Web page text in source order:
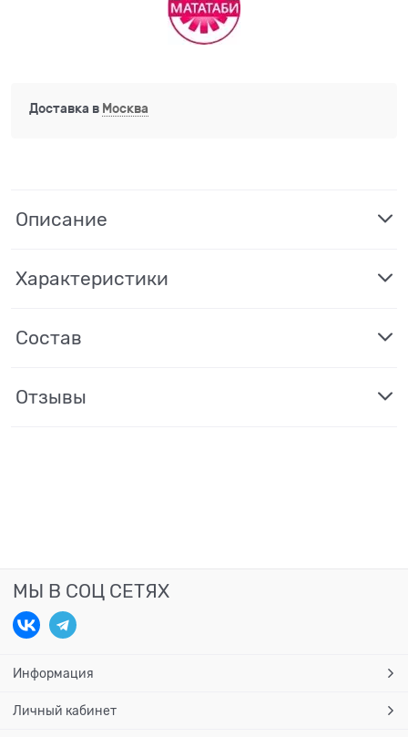
Доставка в Москва
Описание
Характеристики
Состав
Отзывы
МЫ В СОЦ СЕТЯХ
Информация
Личный кабинет